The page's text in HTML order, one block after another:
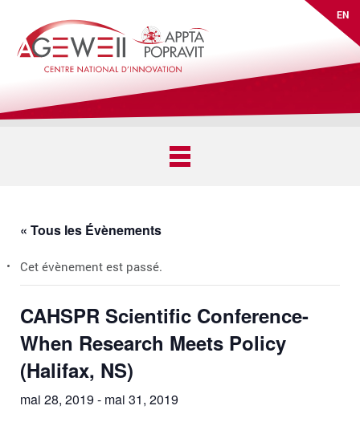
EN
« Tous les Évènements
Cet évènement est passé.
CAHSPR Scientific Conference-
When Research Meets Policy
(Halifax, NS)
mai 28, 2019 - mai 31, 2019